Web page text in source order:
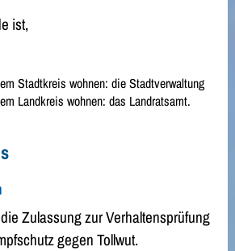
ist,
Stadtkreis wohnen: die Stadtverwaltung
Landkreis wohnen: das Landratsamt.
Zulassung zur Verhaltensprüfung
gegen Tollwut.